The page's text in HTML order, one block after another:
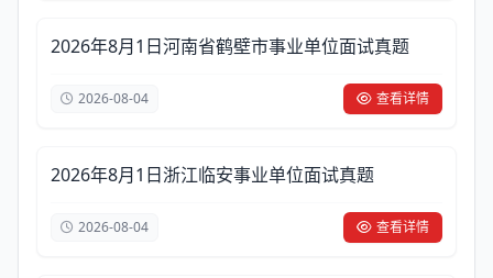
2026年8月1日河南省鹤壁市事业单位面试真题
2026-08-04 查看详情
2026年8月1日浙江临安事业单位面试真题
2026-08-04 查看详情